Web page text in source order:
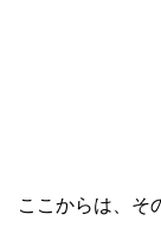
ここからは、そ